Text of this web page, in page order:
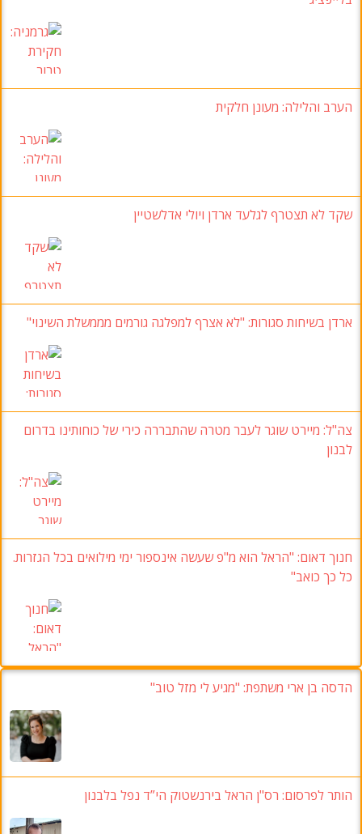
הערב והלילה: מעונן חלקית
שקד לא תצטרף לגלעד ארדן ויולי אדלשטיין
ארדן בשיחות סגורות: "לא אצרף למפלגה גורמים מממשלת השינוי"
צה"ל: מיירט שוגר לעבר מטרה שהתבררה כירי של כוחותינו בדרום
לבנון
חנוך דאום: "הראל הוא מ"פ שעשה אינספור ימי מילואים בכל הגזרות.
כל כך כואב"
הדסה בן ארי משתפת: "מגיע לי מזל טוב"
הותר לפרסום: רס"ן הראל בירנשטוק הי”ד נפל בלבנון